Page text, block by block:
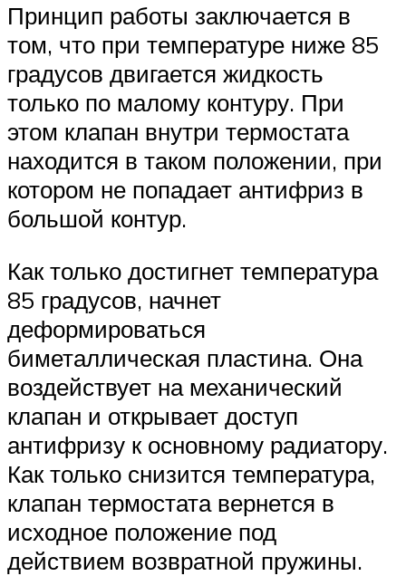
Принцип работы заключается в
том, что при температуре ниже 85
градусов двигается жидкость
только по малому контуру. При
этом клапан внутри термостата
находится в таком положении, при
котором не попадает антифриз в
большой контур.
Как только достигнет температура
85 градусов, начнет
деформироваться
биметаллическая пластина. Она
воздействует на механический
клапан и открывает доступ
антифризу к основному радиатору.
Как только снизится температура,
клапан термостата вернется в
исходное положение под
действием возвратной пружины.